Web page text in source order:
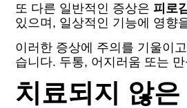
또 다른 일반적인 증상은 피로
있으며, 일상적인 기능에 영향
이러한 증상에 주의를 기울이
습니다. 두통, 어지러움 또는
치료되지 않